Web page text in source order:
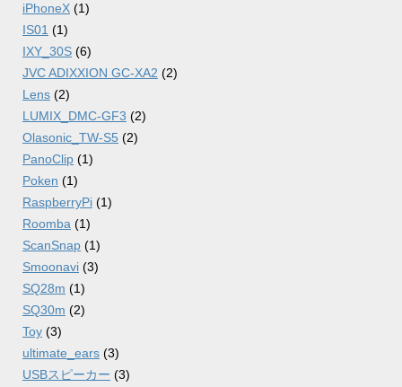
iPhoneX (1)
IS01 (1)
IXY_30S (6)
JVC ADIXXION GC-XA2 (2)
Lens (2)
LUMIX_DMC-GF3 (2)
Olasonic_TW-S5 (2)
PanoClip (1)
Poken (1)
RaspberryPi (1)
Roomba (1)
ScanSnap (1)
Smoonavi (3)
SQ28m (1)
SQ30m (2)
Toy (3)
ultimate_ears (3)
USBスピーカー (3)